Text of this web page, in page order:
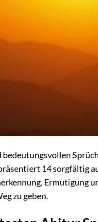
bedeutungsvollen
14 sorgfältig
Ermutigung
zu geben.